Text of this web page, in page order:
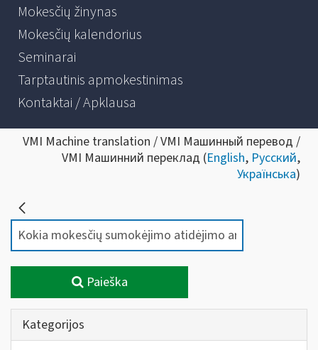
Mokesčių žinynas
Mokesčių kalendorius
Seminarai
Tarptautinis apmokestinimas
Kontaktai / Apklausa
VMI Machine translation / VMI Машинный перевод /
VMI Машинний переклад (English, Русский,
Українська)
Paieška
Kategorijos